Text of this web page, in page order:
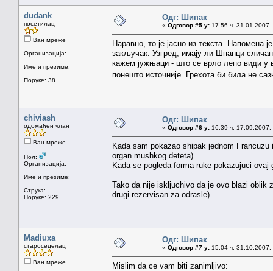
dudank
посетилац
Ван мреже
Организација:
Име и презиме:
Поруке: 38
Одг: Шипак
« Одговор #5 у: 17.56 ч. 31.01.2007.
Наравно, то је јасно из текста. Напомена
закључак. Узгред, имају ли Шпанци
кажем јужњаци - што се врло лепо види у
понешто источније. Грехота би била не
chiviash
одомаћен члан
Ван мреже
Пол:
Организација:
Име и презиме:
Струка:
Поруке: 229
Одг: Шипак
« Одговор #6 у: 16.39 ч. 17.09.2007.
Kada sam pokazao shipak jednom
organ mushkog deteta).
Kada se pogleda forma ruke pokazujuci
Tako da nije iskljuchivo da je ovo blazi oblik
drugi rezervisan za odrasle).
Madiuxa
староседелац
Ван мреже
Одг: Шипак
« Одговор #7 у: 15.04 ч. 31.10.2007.
Mislim da ce vam biti zanimljivo: